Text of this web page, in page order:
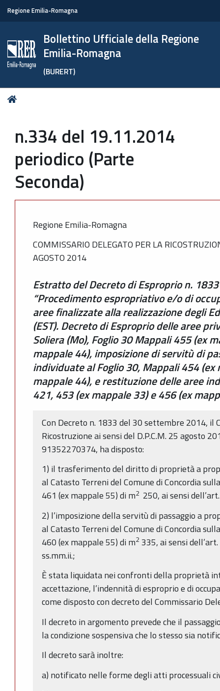
Regione Emilia-Romagna
Bollettino Ufficiale della Regione
Emilia-Romagna
(BURERT)
Tu
n.334 del 19.11.2014
periodico (Parte
Seconda)
Regione Emilia-Romagna
COMMISSARIO DELEGATO PER LA
AGOSTO 2014
Estratto del Decreto di Esproprio n.
“Procedimento espropriativo e/o di
aree finalizzate alla realizzazione degli
(EST). Decreto di Esproprio delle aree
Soliera (Mo), Foglio 30 Mappali 455 (ex
mappale 44), imposizione di servitù di
individuate al Foglio 30, Mappali 454 (ex
mappale 44), e restituzione delle aree
421, 453 (ex mappale 33) e 456 (ex
Con Decreto n. 1833 del 30 settembre 2014, il
Ricostruzione ai sensi del D.P.C.M. 25 agosto
91352270374, ha disposto:
1) il trasferimento del diritto di proprietà a
al Catasto Terreni del Comune di Concordia
461 (ex mappale 55) di m2 250, ai sensi
2) l’imposizione della servitù di passaggio a
al Catasto Terreni del Comune di Concordia
460 (ex mappale 55) di m2 335, ai sensi
ss.mm.ii.;
È stata liquidata nei confronti della proprietà
accettazione, l’indennità di esproprio e di
come disposto con decreto del Commissario
Il decreto in argomento prevede che il
la condizione sospensiva che lo stesso sia
Il decreto sarà inoltre:
a) notificato nelle forme degli atti processuali